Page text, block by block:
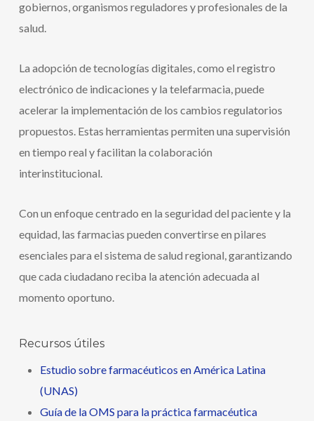
gobiernos, organismos reguladores y profesionales de la
salud.
La adopción de tecnologías digitales, como el registro
electrónico de indicaciones y la telefarmacia, puede
acelerar la implementación de los cambios regulatorios
propuestos. Estas herramientas permiten una supervisión
en tiempo real y facilitan la colaboración
interinstitucional.
Con un enfoque centrado en la seguridad del paciente y la
equidad, las farmacias pueden convertirse en pilares
esenciales para el sistema de salud regional, garantizando
que cada ciudadano reciba la atención adecuada al
momento oportuno.
Recursos útiles
Estudio sobre farmacéuticos en América Latina
(UNAS)
Guía de la OMS para la práctica farmacéutica